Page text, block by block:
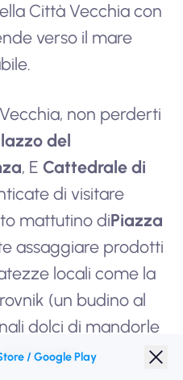
Città Vecchia con
verso il mare
non perderti
del
, E Cattedrale di
di visitare
mattutino diPiazza
assaggiare prodotti
locali come la
(un budino al
dolci di mandorle
kotonjata.
/ Google Play